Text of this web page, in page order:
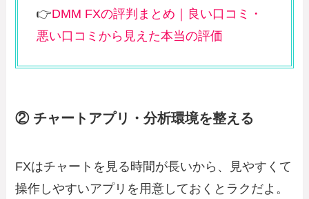
👉DMM FXの評判まとめ｜良い口コミ・
悪い口コミから見えた本当の評価
② チャートアプリ・分析環境を整える
FXはチャートを見る時間が長いから、見やすくて
操作しやすいアプリを用意しておくとラクだよ。